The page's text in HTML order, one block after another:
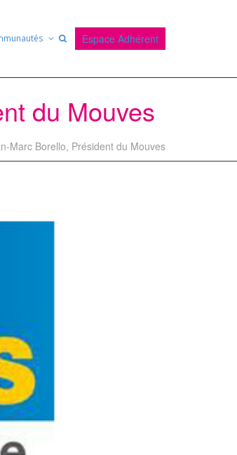
Espace Adhérent
du Mouves
Marc Borello, Président du Mouves